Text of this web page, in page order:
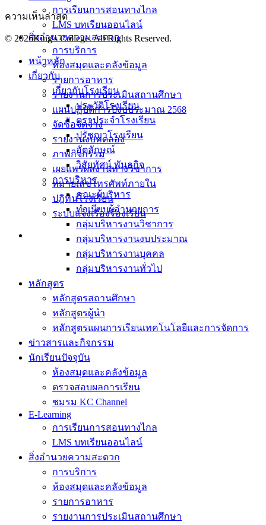
การเรียนการสอนทางไกล
LMS บทเรียนออนไลน์
สิ่งอำนวยความสะดวก
การบริการ
ห้องสมุดและคลังข้อมูล
รายการอาหาร
รายงานการประเมินสถานศึกษา
แผนปฏิบัติการปีงบประมาณ 2568
จัดซื้อจัดจ้าง
รายงานงบทดลอง
ภาพกิจกรรม
เผยแพร่ผลงานทางวิชาการ
หมายเลขโทรศัพท์ภายใน
ปฎิทินโรงเรียน
ระบบแจ้งเรื่องร้องเรียน
ความเห็นล่าสุด
© 2026King's College. All Rights Reserved.
หน้าหลัก
เกี่ยวกับ
เกี่ยวกับโรงเรียน
ประวัติโรงเรียน
ตราประจำโรงเรียน
ปรัชญาโรงเรียน
อัตลักษณ์
วิสัยทัศน์ พันธกิจ
การบริหาร
คณะผู้บริหาร
ทำเนียบผู้อำนวยการ
กลุ่มบริหารงานวิชาการ
กลุ่มบริหารงานงบประมาณ
กลุ่มบริหารงานบุคคล
กลุ่มบริหารงานทั่วไป
หลักสูตร
หลักสูตรสถานศึกษา
หลักสูตรผู้นำ
หลักสูตรแผนการเรียนเทคโนโลยีและการจัดการ
ข่าวสารและกิจกรรม
นักเรียนปัจจุบัน
ห้องสมุดและคลังข้อมูล
ตรวจสอบผลการเรียน
ชมรม KC Channel
E-Learning
การเรียนการสอนทางไกล
LMS บทเรียนออนไลน์
สิ่งอำนวยความสะดวก
การบริการ
ห้องสมุดและคลังข้อมูล
รายการอาหาร
รายงานการประเมินสถานศึกษา